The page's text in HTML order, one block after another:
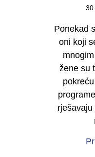
30
Ponekad
oni koji
žene su